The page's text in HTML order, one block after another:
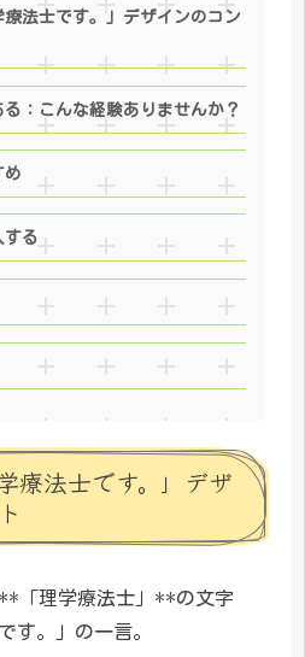
療法士です。」デザインのコン
：こんな経験ありませんか？
め
する
療法士です。」デザ
「理学療法士」**の文字
す。」の一言。